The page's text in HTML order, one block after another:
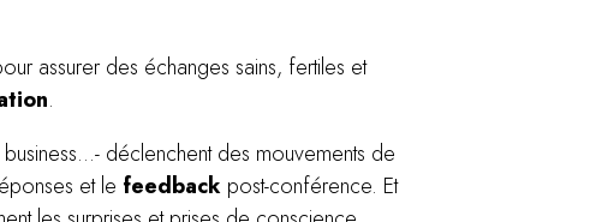
assurer des échanges sains, fertiles et
.
déclenchent des mouvements de
et le feedback post-conférence. Et